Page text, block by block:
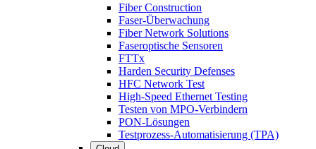
Fiber Construction
Faser-Überwachung
Fiber Network Solutions
Faseroptische Sensoren
FTTx
Harden Security Defenses
HFC Network Test
High-Speed Ethernet Testing
Testen von MPO-Verbindern
PON-Lösungen
Testprozess-Automatisierung (TPA)